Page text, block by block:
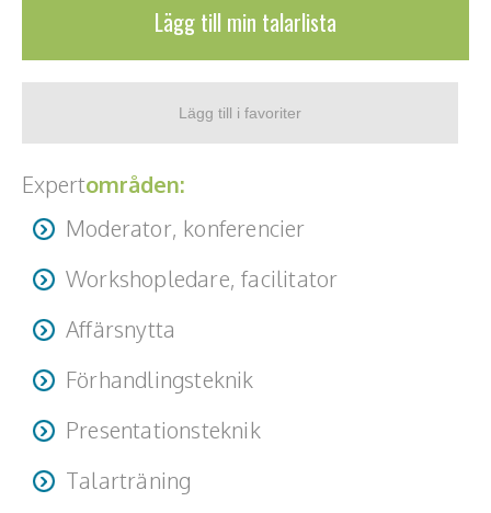
Lägg till min talarlista
Expertområden:
Moderator, konferencier
Workshopledare, facilitator
Affärsnytta
Förhandlingsteknik
Presentationsteknik
Talarträning